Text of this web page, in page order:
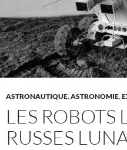
ASTRONAUTIQUE,ASTRONOMIE,
LES ROBOTS
RUSSES